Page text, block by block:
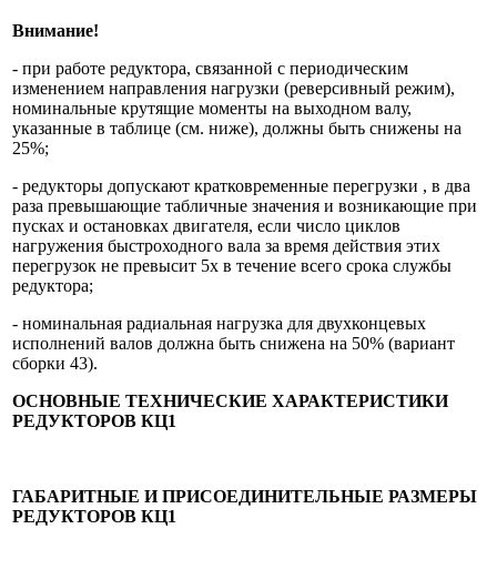
Внимание!
- при работе редуктора, связанной с периодическим
изменением направления нагрузки (реверсивный режим),
номинальные крутящие моменты на выходном валу,
указанные в таблице (см. ниже), должны быть снижены на
25%;
- редукторы допускают кратковременные перегрузки , в два
раза превышающие табличные значения и возникающие при
пусках и остановках двигателя, если число циклов
нагружения быстроходного вала за время действия этих
перегрузок не превысит 5х в течение всего срока службы
редуктора;
- номинальная радиальная нагрузка для двухконцевых
исполнений валов должна быть снижена на 50% (вариант
сборки 43).
ОСНОВНЫЕ ТЕХНИЧЕСКИЕ ХАРАКТЕРИСТИКИ
РЕДУКТОРОВ КЦ1
ГАБАРИТНЫЕ И ПРИСОЕДИНИТЕЛЬНЫЕ РАЗМЕРЫ
РЕДУКТОРОВ КЦ1